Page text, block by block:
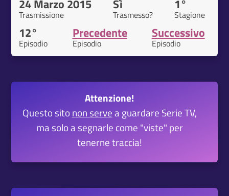
24 Marzo 2015
Trasmissione
Sì
Trasmesso?
1°
Stagione
12°
Episodio
Precedente
Episodio
Successivo
Episodio
Attenzione!
Questo sito non servea guardare Serie TV,
ma solo a segnarle come "viste" per
tenerne traccia!